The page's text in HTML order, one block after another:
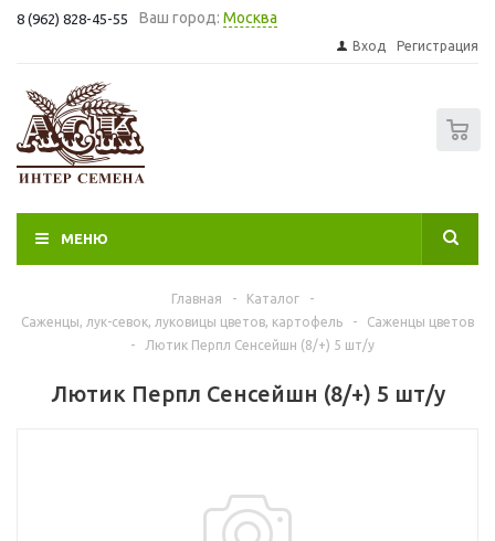
8 (962) 828-45-55 Ваш город: Москва
Вход Регистрация
МЕНЮ
Главная - Каталог
-
Саженцы, лук-севок, луковицы цветов, картофель
-
Саженцы цветов
-
Лютик Перпл Сенсейшн (8/+) 5 шт/у
Лютик Перпл Сенсейшн (8/+) 5 шт/у